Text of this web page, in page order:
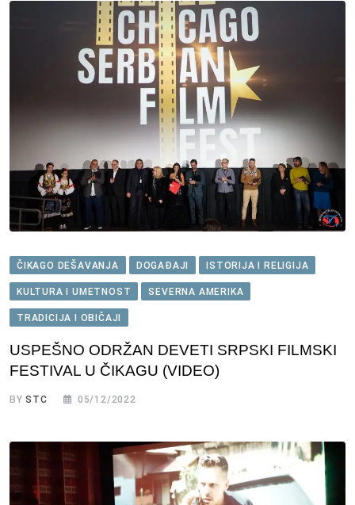
ČIKAGO DEŠAVANJA DOGAĐAJI ISTORIJA I RELIGIJA
KULTURA I UMETNOST SEVERNA AMERIKA
TRADICIJA I OBIČAJI
USPEŠNO ODRŽAN DEVETI SRPSKI FILMSKI
FESTIVAL U ČIKAGU (VIDEO)
BYSTC 05/12/2022